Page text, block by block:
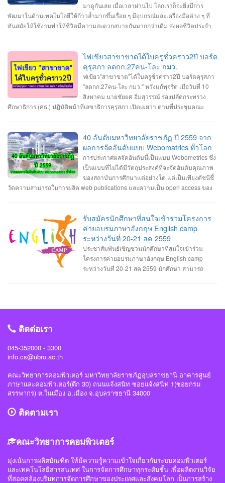
มาดูกันเลย เมื่อเวลาผ่านไป โลกเราก็จะยิ่งมีการ
พัฒนาในด้านเทคโนโลยีให้ก้าวล้ำมากขึ้นเรื่อย ๆ มีอุปกรณ์และเครื่องมือต่าง ๆ ที่
ทันสมัยให้ใช้งานทำให้ชีวิตมีความสะดวกสบายกันมากกว่าเดิม ส่งผลชีวิตประจำ
ในปี 2020 นี้เราน่าจะได้เห็นเทคโนโลยีอะไรใหม่ ๆ เกิดขึ้นมาบ้าง ไปดูกันเลยกับ 8
เทรนด์เทคโนโลยีใหม่แห่งปี 2020 1. เครือข่ายมือถือ 5G เทคโนโลยี 5G ที่จะทำให้
โลกของเราก้าวเข้าไปสู่ยุคของ Internet of Things โลกที่ทุกสิ่งทุกอย่างเชื่อมต่อ
อินเทอร์เน็ต ซึ่งเครือข่าย 5G จะเริ่มถูกนำมาใช้งานกันแพร่หลายมากขึ้นทั้งในด้าน
ของผู้ให้บริการเครือข่ายและด้านของแบรนด์มือถือที่เริ่มผลิตมือถือรองรับ 5G ออก
มากันมากขึ้นในปี 2020 นี้ เทคโนโลยี 5G นั้นจะมีการพัฒนาประสิทธิภาพจาก 4G
ตอบสนองได้เร็วขึ้น รวมทั้งการใช้งาน eSIM ก็จะแพร่หลายมากขึ้นด้วยเช่นกัน 2. AI
กับหุ่นยนต์ เทคโนโลยี AI นั้นเริ่มถูกนำมาใช้เป็นฟีเจอร์ต่าง ๆ ในมือถือมาสักระยะ
แล้ว และในปี 2020 นี้ก็น่าจะถูกนำไปใช้กับอุปกรณ์อื่น ๆ ที่จะช่วยทำงานแทนมนุษย์
ได้มากขึ้น เช่น โดรนหรือหุ่นยนต์ที่สามารถทำหน้าที่ส่งของหรือทำงานต่าง ๆ ได้
ด้วยตัวเอง โดยไม่ต้องรอคำสั่งการจากมนุษย์ตลอดเวลา นอกจากนี้เครื่องใช้ไฟฟ้า
ในบ้านและอุปกรณ์ต่าง ๆ ในชีวิตประจำวันที่เป็น IoT และมี AI ในตัวก็จะแพร่หลาย
เหล่านี้มาอำนวยความสะดวกในชีวิตประจำวันมากยิ่งขึ้น และใช้แรงงานมนุษย์
น้อยลง เช่น ร้านขายของที่ไม่ต้องมีแคชเชียร์คอยเก็บเงิน ลูกค้าสามารถชำระเงิน
ด้วยตัวเองผ่านเครื่องอัตโนมัติได้เลย 4. บริการสตรีมมิ่งอันดุเดือด ในปี 2020 นี้จะ
เริ่มมีการแข่งขันของบริการสตรีมมิ่งกันมากขึ้น ไม่ว่าจะเป็นบริการฟังเพลงหรือดู
รายการทีวี ทั้งผู้ให้บริการรายเก่าอย่าง Spotify, Apple Music, Netflix และรายใหม่
อย่าง Apple TV+ หรือ Disney+ รวมทั้งในวงการเกมก็ยังมี Google Stadia ที่เริ่มหัน
แพทย์อาจได้ใช้เทคโนโลยีใหม่ ๆ มาพัฒนาการรักษาผู้คนให้มีประสิทธิภาพมากยิ่ง
การใช้เครื่องมือถือสำหรับตรวจจับการทำงานต่าง ๆ ภายในร่างกายและเก็บข้อมูล
แบบดิจิทัล 7. จุดจบของสื่อสิ่งพิมพ์ ในช่วงยุคหลัง ๆ ที่ผู้คนหันมาใช้สมาร์ตโฟนและ
รวมทั้งการจำหน่ายหนังสือในรูปแบบ E-book ทำให้ยอดขายหนังสือพิมพ์ นิตยสาร
และสื่อสิ่งพิมพ์ต่าง ๆ น้อยลงไปมาก จนส่งผลให้หลายสำนักพิมพ์ต้องปิดตัวลง และ
ในปี 2020 นี้ก็น่าจะมีการปิดตัวเพิ่มอีกมากหรืออาจจะไม่เหลือหนังสือพิมพ์อีกต่อไป
แล้วก็เป็นได้ 8. สกุลเงินดิจิทัลที่แพร่หลายมากขึ้น ปัจจุบันสกุลเงินดิจิทัลที่ใช้
เทคโนโลยีบล็อกเชนเริ่มเข้ามามีบทบาทในวงการการเงินมากขึ้นเรื่อย ๆ อีกทั้งการ
อาจจะให้ได้เห็นธนาคารหลายแห่งในโลกเริ่มหันมาสนใจสกุลเงินดิจิทัลกันมากกว่า
เดิม ข้อมูลจาก mobileappdaily.com, telenor.com, createlcom.com
ไฟเขียวสาขาขาดได้ใบครูชั่วคราว2ปี บอร์ด
คุรุสภา ลดกก.27คน-โละ กมว.
ฟเขียว"สาขาขาด"ได้ใบครูชั่วคราว2ปี บอร์ดคุรุสภา
"ลดกก.27คน-โละ กมว." หวังแก้ทุจริต เมื่อวันที่ 10
สิงหาคม นายชัยยศ อิ่มสุวรรณ์ รองปลัดกระทรวง
ศึกษาธิการ (ศธ.) ปฏิบัติหน้าที่เลขาธิการคุรุสภา เปิดเผยว่า ตามที่ประชุมคณะ
ขณะนี้คุรุสภาแก้ไขรายละเอียดและเตรียมเสนอร่างพ.ร.บ.สภาครูฯ ฉบับปรับปรุง ให้
ที่ประชุมคณะกรรมการคุรุสภา พิจารณาในวันที่ 29 สิงหาคมนี้ โดยสาระสำคัญที่
ปรับแก้ จะมีปัญหาและอุปสรรคใน 2 ประเด็นใหญ่ คือ ภาพลักษณ์ของกรรมการคุรุ
สภา ไม่ส่งผลต่อประสิทธิภาพการดำเนินงาน ตามภารกิจในฐานะสภาวิชาชีพอย่าง
แต่จริง และมีการดำเนินงานในลักษณะทุจริตทางนโยบาย ซึ่งสาเหตุของปัญหา มา
จากสัดส่วนกรรมการคุรุสภาไม่สมดุล และมีที่มาไม่โปร่งใส รวมถึงยังมีความซ้ำ
คุรุสภาให้เหมาะสม จาก 39 เหลือ 27 คน แต่ยังคงมีตัวแทนจากทุกภาคส่วนตาม
หลักของสภาวิชาชีพ เพิ่มอายุสูงสุดในคุณสมบัติของกรรมการไม่เกิน 70 ปี และยก
เลิกกมว. โดยเพิ่มคณะกรรมการจรรยาบรรณ ทำหน้าที่พิจารณาการประพฤติผิด
จรรยาบรรณของวิชาชีพ และยกเว้นหน้าที่ของคณะกรรมการคุรุสภาในการ
พิจารณาจรรยาบรรณของวิชาชีพ อ่านต่อได้ที่: http://www.kruwandee.com/news-
40 อันดับมหาวิทยาลัยราชภัฏ ปี 2559 จาก
ผลการจัดอันดับแบบ Webomatrics ทั่วโลก
การประกาศผลจัดอันดับนี้เป็นแบบ Webometrics ซึ่ง
เป็นแบบที่ไม่ได้มีวัตถุประสงค์ที่จะจัดอันดับคุณภาพ
ของสถาบันการศึกษาแต่อย่างใด แต่เป็นเพียงดัชนีชี้
วัดความสามารถในการผลิต web publications และความเป็น open access ของ
เรารู้จักกันดี ที่เรียกว่า bibliometric indicators เท่านั้น หรือมองอีกแง่หนึ่งก็คือ วัด
ความสามารถในการเป็น "มหาวิทยาลัยอิเล็กทรอนิกส์ (E-university)" นั่นเอง
รับสมัครนักศึกษาที่สนใจเข้าร่วมโครงการ
ค่ายอบรมภาษาอังกฤษ English camp
ระหว่างวันที่ 20-21 สค 2559
ประชาสัมพันธ์เชิญชวนนักศึกษาที่สนใจเข้าร่วม
โครงการค่ายอบรมภาษาอังกฤษ English camp
ระหว่างวันที่ 20-21 สค 2559 นักศึกษา สามารถ
เทคโนโลยีติดต่อรับใบสมัครได้ที่อาจารย์นิธินันท์ นาครินทร์ 4.สาขาวิทยาการ
ภายในวันที่ 11 สค 2559 ครับ
ติดต่อเรา
045-352000 - 3300
info.cs@ubru.ac.th
คณะวิทยาการคอมพิวเตอร์ มหาวิทยาลัยราชภัฏอุบลราชธานี อาคารศูนย์
ภาษาและคอมพิวเตอร์(ตึก 30) ถนนแจ้งสนิท ซอยแจ้งสนิท 1(ซอยกรม
สรรพากร) ต.ในเมือง อ.เมือง จ.อุบลราชธานี 34000
ติดตามเรา
คณะวิทยาการคอมพิวเตอร์
มุ่งเน้นการผลิตบัณฑิต ให้มีความรู้ความเข้าใจเกี่ยวกับระบบคอมพิวเตอร์
และเทคโนโลยีสารสนเทศ ในการจัดการศึกษาทุกระดับชั้น เพื่อผลิตงานวิจัย
ที่สอดคล้องบริบทการจัดการศึกษาของประเทศและสังคมโลก เป็นการสร้าง